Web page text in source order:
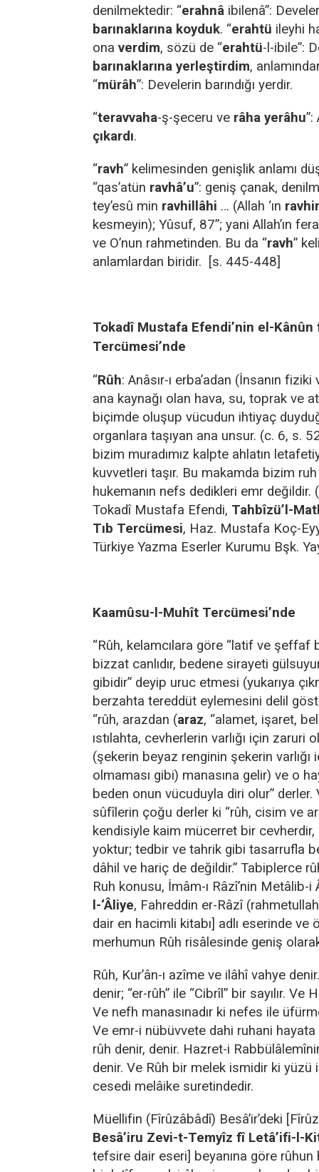
denilmektedir: “erahnâ ibilenâ”:
barınaklarına koyduk. “erahtü ileyhi
ona verdim, sözü de “erahtü-l-ibile”:
barınaklarına yerleştirdim,
“mürâh”: Develerin barındığı yerdir.
“teravvaha-ş-şeceru ve râha yerâhu
çıkardı.
“ravh” kelimesinden genişlik anlamı
“qas’atün ravhâ’u”: geniş çanak,
tey’esû min ravhillâhi … (Allah ‘ın
kesmeyin); Yûsuf, 87”; yani Allah’ın
ve O’nun rahmetinden. Bu da “ravh”
anlamlardan biridir. [s. 445-448]
Tokadî Mustafa Efendi’nin el-Kânûn
Tercümesi’nde
“Rûh: Anâsır-ı erba’adan (İnsanın
ana kaynağı olan hava, su, toprak ve
biçimde oluşup vücudun ihtiyaç
organlara taşıyan ana unsur. (c. 6, s.
bizim muradımız kalpte ahlatın
kuvvetleri taşır. Bu makamda bizim ruh
hukemanın nefs dedikleri emr değildir.
Tokadî Mustafa Efendi, Tahbîzü’l-
Tıb Tercümesi, Haz. Mustafa Koç-
Türkiye Yazma Eserler Kurumu Bşk.
Kaamûsu-l-Muhît Tercümesi’nde
“Rûh, kelamcılara göre “latif ve şeffaf
bizzat canlıdır, bedene sirayeti
gibidir” deyip uruc etmesi (yukarıya
berzahta tereddüt eylemesini delil
“rûh, arazdan (araz, “alamet, işaret,
ıstılahta, cevherlerin varlığı için zaruri
(şekerin beyaz renginin şekerin varlığı
olmaması gibi) manasına gelir) ve o
beden onun vücuduyla diri olur”
sûfîlerin çoğu derler ki “rûh, cisim ve
kendisiyle kaim mücerret bir
yoktur; tedbir ve tahrik gibi tasarrufla
dâhil ve hariç de değildir.” Tabiplerce
Ruh konusu, İmâm-ı Râzî’nin Metâlib-i
l-‘Âliye, Fahreddin er-Râzî
dair en hacimli kitabı] adlı eserinde ve
merhumun Rûh risâlesinde geniş olarak
Rûh, Kur’ân-ı azîme ve ilâhî vahye
denir; “er-rûh” ile “Cibrîl” bir sayılır. Ve
Ve nefh manasınadır ki nefes ile
Ve emr-i nübüvvete dahi ruhani
rûh denir, denir. Hazret-i
denir. Ve Rûh bir melek ismidir ki yüzü
cesedi melâike suretindedir.
Müellifin (Fîrûzâbâdî) Besâ’ir’deki
Besâ’iru Zevi-t-Temyîz fî Letâ’ifi-l-
tefsire dair eseri] beyanına göre rûhun